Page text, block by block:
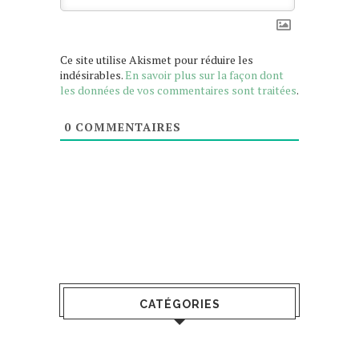
Ce site utilise Akismet pour réduire les
indésirables.En savoir plus sur la façon dont
les données de vos commentaires sont traitées.
0 COMMENTAIRES
CATÉGORIES